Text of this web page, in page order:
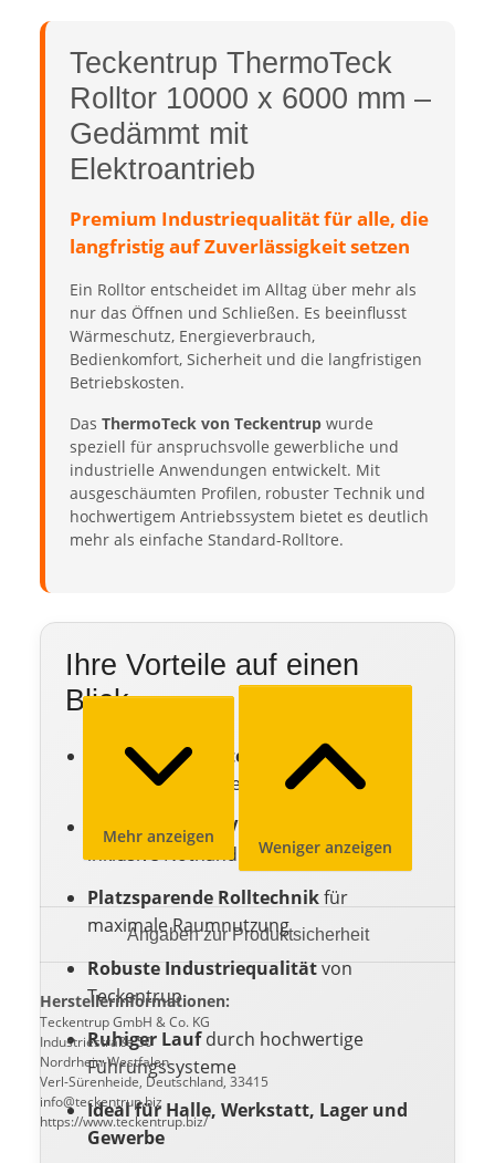
Teckentrup ThermoTeck
Rolltor 10000 x 6000 mm –
Gedämmt mit
Elektroantrieb
Premium Industriequalität für alle, die
langfristig auf Zuverlässigkeit setzen
Ein Rolltor entscheidet im Alltag über mehr als
nur das Öffnen und Schließen. Es beeinflusst
Wärmeschutz, Energieverbrauch,
Bedienkomfort, Sicherheit und die langfristigen
Betriebskosten.
Das ThermoTeck von Teckentrup wurde
speziell für anspruchsvolle gewerbliche und
industrielle Anwendungen entwickelt. Mit
ausgeschäumten Profilen, robuster Technik und
hochwertigem Antriebssystem bietet es deutlich
mehr als einfache Standard-Rolltore.
Ihre Vorteile auf einen
Blick
Wärmegedämmte Stahlprofile
reduzierte Energieverluste
Elektrischer 400V Aufsteckantrieb
inklusive Nothandkurbel
Platzsparende Rolltechnikfür
maximale Raumnutzung
Robuste Industriequalitätvon
Teckentrup
Ruhiger Laufdurch hochwertige
Führungssysteme
Ideal für Halle, Werkstatt, Lager und
Gewerbe
Mehr anzeigen
Weniger anzeigen
Angaben zur Produktsicherheit
Herstellerinformationen:
Teckentrup GmbH & Co. KG
Industriestraße 50
Nordrhein-Westfalen
Verl-Sürenheide, Deutschland, 33415
info@teckentrup.biz
https://www.teckentrup.biz/